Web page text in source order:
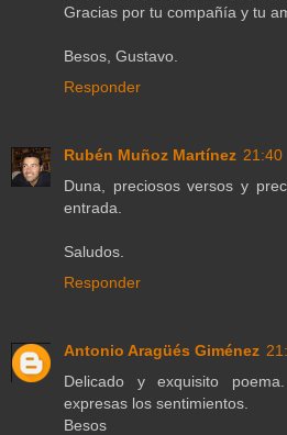
Gracias por tu compañía y tu
Besos, Gustavo.
Responder
Rubén Muñoz Martínez 21:40
Duna, preciosos versos y
entrada.
Saludos.
Responder
Antonio Aragüés Giménez
Delicado y exquisito
expresas los sentimientos.
Besos